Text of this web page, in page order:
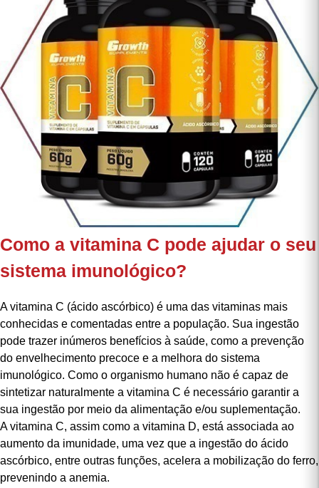
Como a vitamina C pode ajudar o seu
sistema imunológico?
A vitamina C (ácido ascórbico) é uma dasvitaminasmais
conhecidas e comentadas entre a população. Sua ingestão
pode trazer inúmeros benefícios à saúde, como a prevenção
do envelhecimento precoce e a melhora do sistema
imunológico. Como o organismo humano não é capaz de
sintetizar naturalmente a vitamina C é necessário garantir a
sua ingestão por meio da alimentação e/ou suplementação.
Avitamina C, assim como a vitamina D, está associada ao
aumento da imunidade, uma vez que a ingestão do ácido